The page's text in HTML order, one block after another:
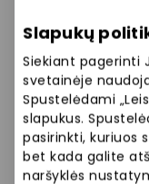
Slapukų
Siekiant pagerinti
svetainėje
Spustelėdami
slapukus.
pasirinkti, kuriuos
bet kada galite
naršyklės
VANISH dėmių
L’OREAL PARIS
priemonėms -45%
PRARMA OIL